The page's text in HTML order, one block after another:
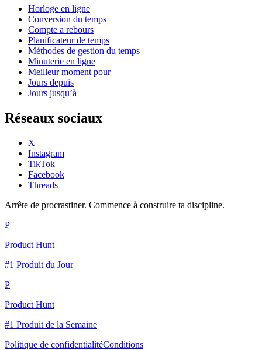
Horloge en ligne
Conversion du temps
Compte a rebours
Planificateur de temps
Méthodes de gestion du temps
Minuterie en ligne
Meilleur moment pour
Jours depuis
Jours jusqu’à
Réseaux sociaux
X
Instagram
TikTok
Facebook
Threads
Arrête de procrastiner. Commence à construire ta discipline.
P
Product Hunt
#1 Produit du Jour
P
Product Hunt
#1 Produit de la Semaine
Politique de confidentialitéConditions